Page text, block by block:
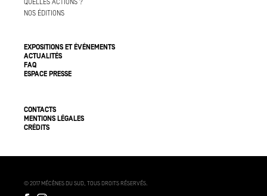
QUELLES ACTIONS ?
NOS ÉDITIONS
EXPOSITIONS ET ÉVÉNEMENTS
ACTUALITÉS
FAQ
ESPACE PRESSE
CONTACTS
MENTIONS LÉGALES
CRÉDITS
© 2017 MÉCÈNES DU SUD, TOUS DROITS RÉSERVÉS.